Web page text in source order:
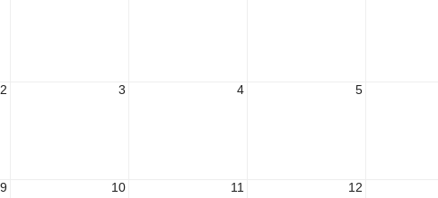
2 3 4 5
9 10 11 12